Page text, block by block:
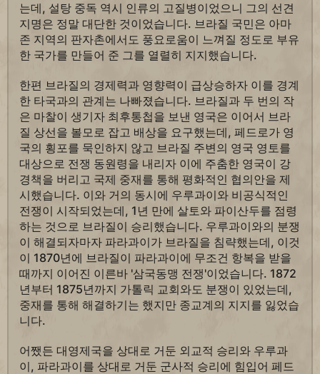
는데, 설탕 중독 역시 인류의 고질병이었으니 그의 선견
지명은 정말 대단한 것이었습니다. 브라질 국민은 아마
존 지역의 판자촌에서도 풍요로움이 느껴질 정도로 부유
한 국가를 만들어 준 그를 열렬히 지지했습니다.
한편 브라질의 경제력과 영향력이 급상승하자 이를 경계
한 타국과의 관계는 나빠졌습니다. 브라질과 두 번의 작
은 마찰이 생기자 최후통첩을 보낸 영국은 이어서 브라
질 상선을 볼모로 잡고 배상을 요구했는데, 페드로가 영
국의 횡포를 묵인하지 않고 브라질 주변의 영국 영토를
대상으로 전쟁 동원령을 내리자 이에 주춤한 영국이 강
경책을 버리고 국제 중재를 통해 평화적인 협의안을 제
시했습니다. 이와 거의 동시에 우루과이와 비공식적인
전쟁이 시작되었는데, 1년 만에 살토와 파이산두를 점령
하는 것으로 브라질이 승리했습니다. 우루과이와의 분쟁
이 해결되자마자 파라과이가 브라질을 침략했는데, 이것
이 1870년에 브라질이 파라과이에 무조건 항복을 받을
때까지 이어진 이른바 '삼국동맹 전쟁'이었습니다. 1872
년부터 1875년까지 가톨릭 교회와도 분쟁이 있었는데,
중재를 통해 해결하기는 했지만 종교계의 지지를 잃었습
니다.
어쨌든 대영제국을 상대로 거둔 외교적 승리와 우루과
이, 파라과이를 상대로 거둔 군사적 승리에 힘입어 페드